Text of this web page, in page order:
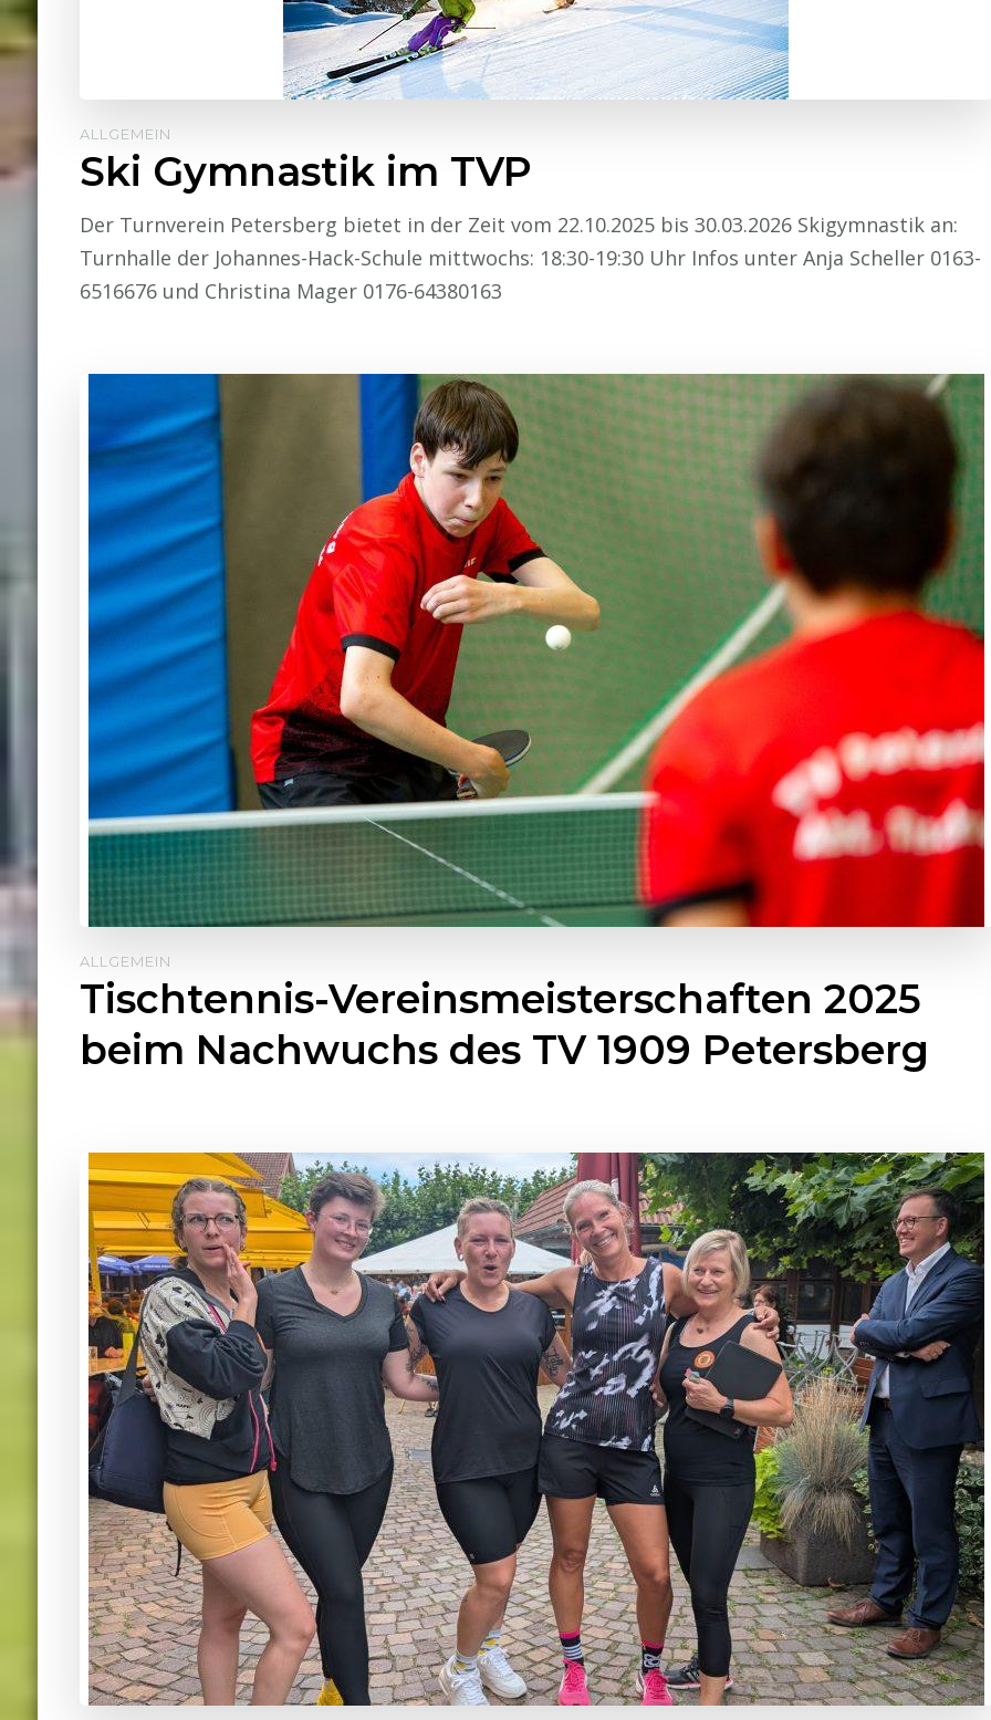
ALLGEMEIN
Ski Gymnastik im TVP
Der Turnverein Petersberg bietet in der Zeit vom 22.10.2025 bis 30.03.2026 Skigymnastik an:
Turnhalle der Johannes-Hack-Schule mittwochs: 18:30-19:30 Uhr Infos unter Anja Scheller 0163-
6516676 und Christina Mager 0176-64380163
ALLGEMEIN
Tischtennis-Vereinsmeisterschaften 2025
beim Nachwuchs des TV 1909 Petersberg